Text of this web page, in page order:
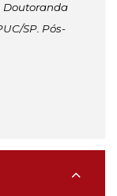
Doutoranda
SP. Pós-